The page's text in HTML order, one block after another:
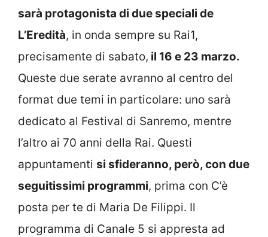
sarà protagonista di due speciali de
L’Eredità, in onda sempre su Rai1,
precisamente di sabato, il 16 e 23 marzo.
Queste due serate avranno al centro del
format due temi in particolare: uno sarà
dedicato al Festival di Sanremo, mentre
l’altro ai 70 anni della Rai. Questi
appuntamenti si sfideranno, però, con due
seguitissimi programmi, prima con C’è
posta per te di Maria De Filippi. Il
programma di Canale 5 si appresta ad